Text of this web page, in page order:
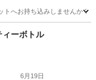
お持ち込みしませんか？
ーボトル
6月19日